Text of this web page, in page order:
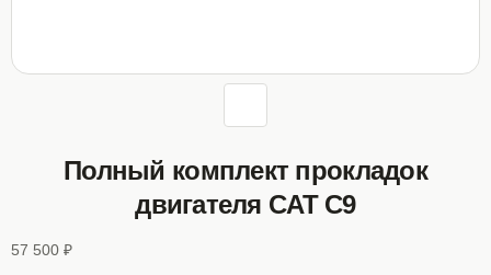
Полный комплект прокладок
двигателя CAT C9
57 500 ₽